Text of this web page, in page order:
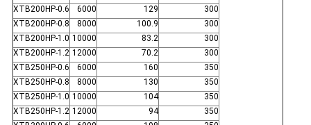
XTB200HP-0.6
6000 129
300
XTB200HP-0.8
8000 100.9
300
XTB200HP-1.0 10000 83.2
300
XTB200HP-1.2 12000 70.2
300
XTB250HP-0.6
6000 160
350
XTB250HP-0.8
8000 130
350
XTB250HP-1.0 10000 104
350
XTB250HP-1.2 12000 94
350